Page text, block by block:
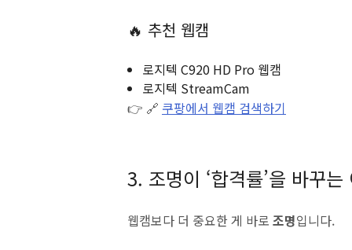
🔥 추천 웹캠
로지텍 C920 HD Pro 웹캠
로지텍 StreamCam
👉 🔗 쿠팡에서 웹캠 검색하기
3. 조명이 ‘합격률’을 바꾸는
웹캠보다 더 중요한 게 바로 조명입니다.